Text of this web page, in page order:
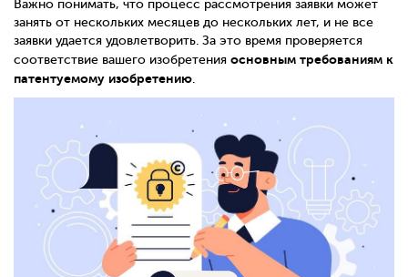
Важно понимать, что процесс рассмотрения заявки может
занять от нескольких месяцев до нескольких лет, и не все
заявки удается удовлетворить. За это время проверяется
соответствие вашего изобретения основным требованиям к
патентуемому изобретению.